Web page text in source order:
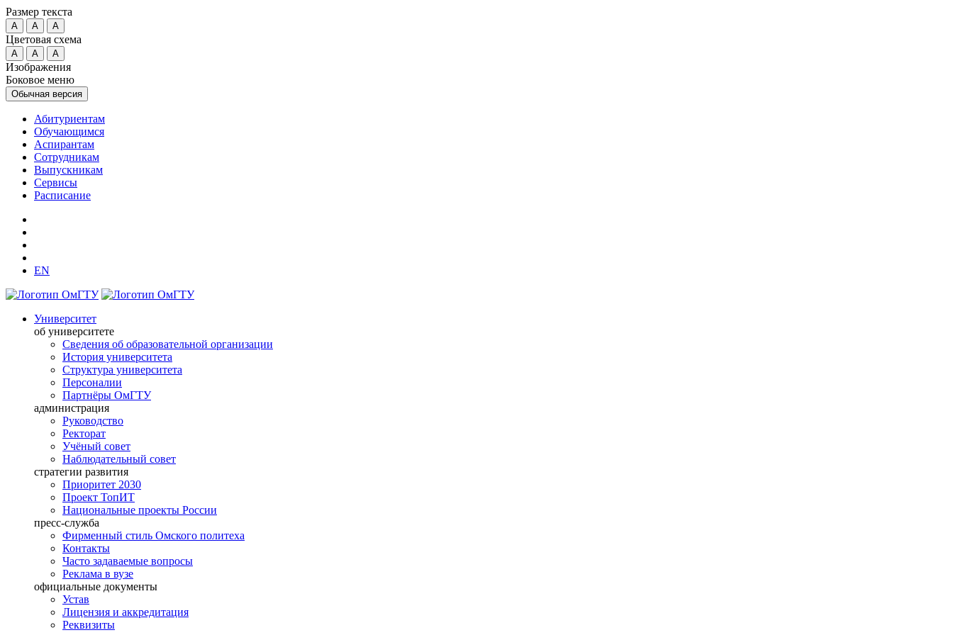
Размер текста
A A A
Цветовая схема
A A A
Изображения
Боковое меню
Обычная версия
Абитуриентам
Обучающимся
Аспирантам
Сотрудникам
Выпускникам
Сервисы
Расписание
EN
Университет
об университете
Сведения об образовательной организации
История университета
Структура университета
Персоналии
Партнёры ОмГТУ
администрация
Руководство
Ректорат
Учёный совет
Наблюдательный совет
стратегии развития
Приоритет 2030
Проект ТопИТ
Национальные проекты России
пресс-служба
Фирменный стиль Омского политеха
Контакты
Часто задаваемые вопросы
Реклама в вузе
официальные документы
Устав
Лицензия и аккредитация
Реквизиты